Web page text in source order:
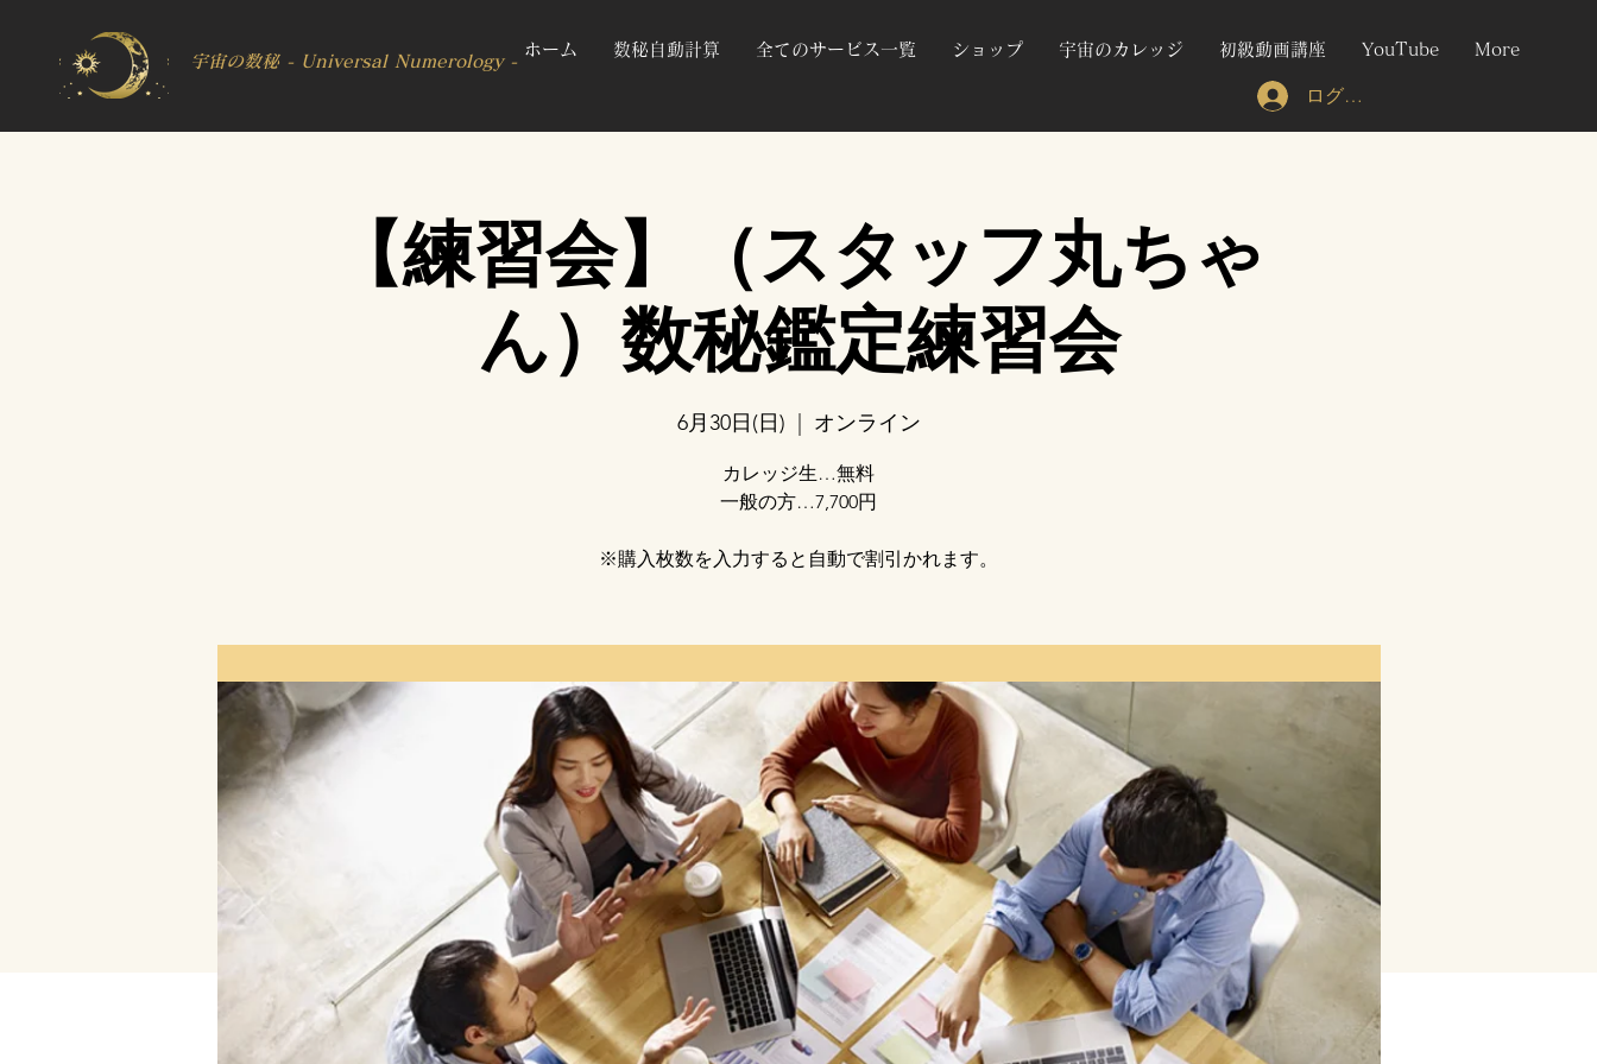
ホーム 数秘自動計算 全てのサービス一覧 ショップ 宇宙のカレッジ 初級動画講座 YouTube More
宇宙の数秘 - Universal Numerology -
ログイン
【練習会】（スタッフ丸ちゃ
ん）数秘鑑定練習会
6月30日(日) オンライン
カレッジ生…無料
一般の方…7,700円
※購入枚数を入力すると自動で割引かれます。